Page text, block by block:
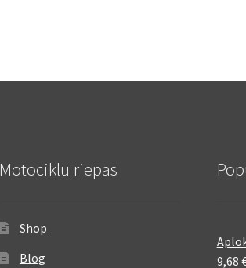
Motociklu riepas
Shop
Blog
9,68